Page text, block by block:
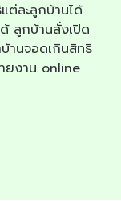
ต่ละลูกบ้านได้
ลูกบ้านสั่งเปิด
านจอดเกินสิทธิ
ยงาน online